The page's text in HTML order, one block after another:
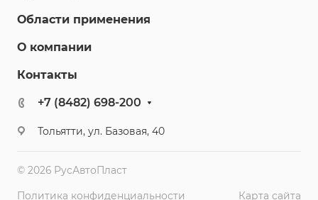
Области применения
О компании
Контакты
+7 (8482) 698-200
Тольятти, ул. Базовая, 40
© 2026 РусАвтоПласт
Политика конфиденциальности Карта сайта